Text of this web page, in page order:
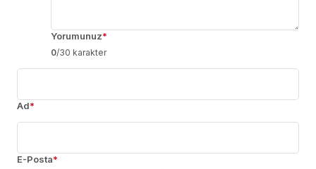
Yorumunuz*
0/30 karakter
Ad*
E-Posta*